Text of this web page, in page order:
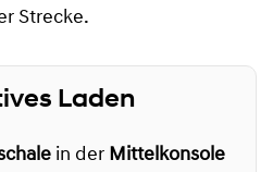
Strecke.
Laden
in der Mittelkonsole